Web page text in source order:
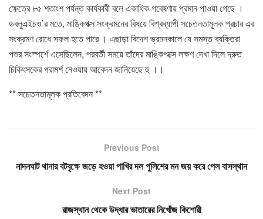
ক্ষেত্রে ৮৫ শতাংশ পর্যন্ত কার্যকারী বলে একাধিক গবেষণায় প্রমান পাওয়া গেছে ।
ডবলুএইচও’র মতে, মাঙ্কিপক্স সংক্রমনের বিষয়ে বিশ্বব্যাপী সচেতনতামূলক প্রচার এর
সংক্রমণ রোধে সফল হতে পারে । এছাড়া বিদেশ ভ্রমনকালে যে সমস্ত ব্যক্তিরা
পশুর সংস্পর্শে এসেছিলেন, পরবর্তী সময়ে তাঁদের মাঙ্কিপক্সে লক্ষণ দেখা দিলে দ্রুত
চিকিৎসকের পরামর্শ নেওয়ায় আবেদন জানিয়েছে হু ।।
** সচেতনতামূলক প্রতিবেদন **
Previous Post
নাদনঘাট থানার বটবৃক্ষে জড়ে হওয়া পাখির দল পুলিশের মন জয় করে পেল বাসস্থান
Next Post
রাজস্থান থেকে উদ্ধার ভাতারের নিখোঁজ কিশোরী